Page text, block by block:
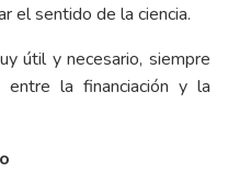
el sentido de la ciencia.
útil y necesario, siempre
la financiación y la